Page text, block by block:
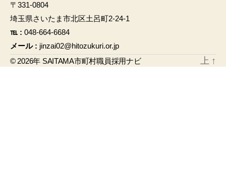
o
o
k
〒331-0804
埼玉県さいたま市北区土呂町2-24-1
℡ : 048-664-6684
メール : jinzai02@hitozukuri.or.jp
© 2026年 SAITAMA市町村職員採用ナビ 上 ↑